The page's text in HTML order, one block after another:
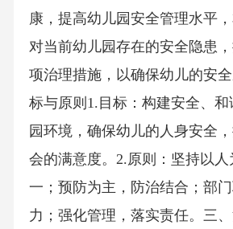
康，提高幼儿园安全管理水平
对当前幼儿园存在的安全隐患
项治理措施，以确保幼儿的安
标与原则1.目标：构建安全、
园环境，确保幼儿的人身安全
会的满意度。2.原则：坚持以
一；预防为主，防治结合；部
力；强化管理，落实责任。三